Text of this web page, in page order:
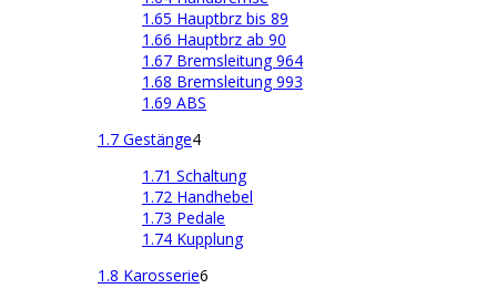
1.65 Hauptbrz bis 89
1.66 Hauptbrz ab 90
1.67 Bremsleitung 964
1.68 Bremsleitung 993
1.69 ABS
1.7 Gestänge4
1.71 Schaltung
1.72 Handhebel
1.73 Pedale
1.74 Kupplung
1.8 Karosserie6